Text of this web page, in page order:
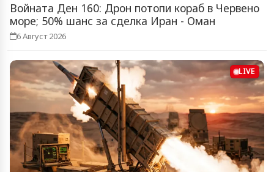
Войната Ден 160: Дрон потопи кораб в Червено
море; 50% шанс за сделка Иран - Оман
6 Август 2026
LIVE